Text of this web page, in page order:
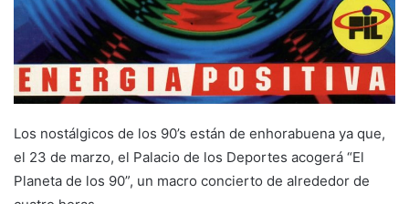
Los nostálgicos de los 90’s están de enhorabuena ya que,
el 23 de marzo, el Palacio de los Deportes acogerá “El
Planeta de los 90”, un macro concierto de alrededor de